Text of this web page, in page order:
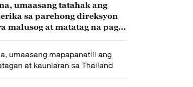
umaasang tatahak ang
sa parehong direksyon
malusog at matatag na pag-
umaasang mapapanatili ang
at kaunlaran sa Thailand